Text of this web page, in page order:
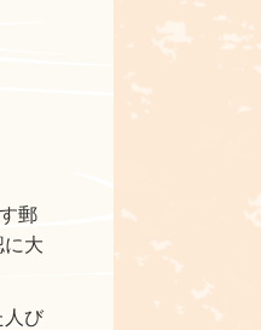
郵
大
人び